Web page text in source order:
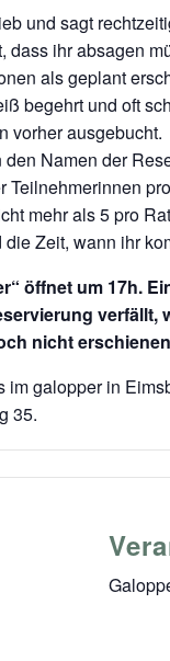
und sagt
dass ihr absagen
als geplant
begehrt und oft
vorher ausgebucht.
Namen der
Teilnehmerinnen
mehr als 5 pro
Zeit, wann ihr
öffnet um 17h.
verfällt,
nicht
im galopper in
35.